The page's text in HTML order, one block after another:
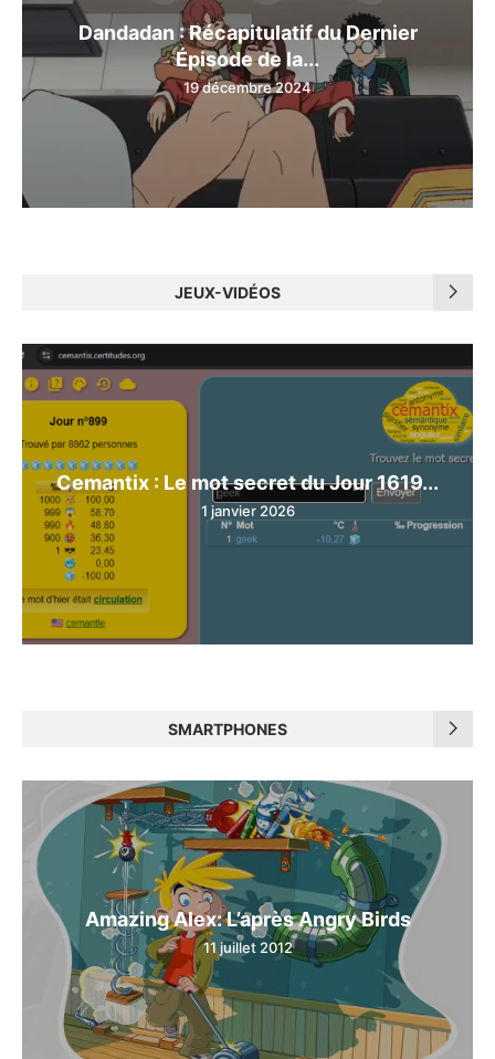
Dandadan : Récapitulatif du Dernier
Épisode de la...
19 décembre 2024
JEUX-VIDÉOS
Cemantix : Le mot secret du Jour 1619...
1 janvier 2026
SMARTPHONES
Amazing Alex: L’après Angry Birds
11 juillet 2012